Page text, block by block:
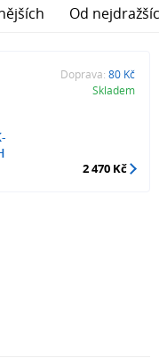
Od
Doprava: 80 Kč
Skladem
2 470 Kč